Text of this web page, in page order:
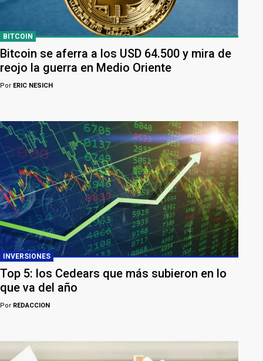
BITCOIN
Bitcoin se aferra a los USD 64.500 y mira de
reojo la guerra en Medio Oriente
Por ERIC NESICH
INVERSIONES
Top 5: los Cedears que más subieron en lo
que va del año
Por REDACCION